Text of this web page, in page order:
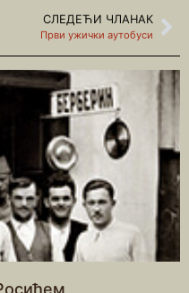
СЛЕДЕЋИ ЧЛАНАК
Први ужички аутобуси